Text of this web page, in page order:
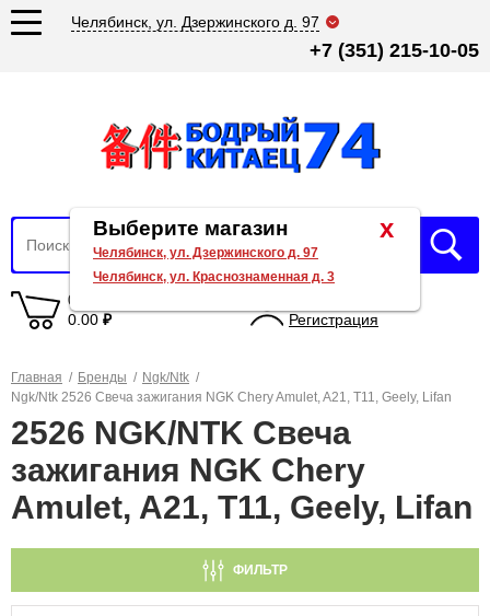
Челябинск, ул. Дзержинского д. 97
+7 (351) 215-10-05
0 товаров
0.00 ₽
Регистрация
Главная / Бренды / Ngk/Ntk /
Ngk/Ntk 2526 Свеча зажигания NGK Chery Amulet, A21, T11, Geely, Lifan
2526 NGK/NTK Свеча
зажигания NGK Chery
Amulet, A21, T11, Geely, Lifan
ФИЛЬТР
x
Выберите магазин
Челябинск, ул. Дзержинского д. 97
Челябинск, ул. Краснознаменная д. 3